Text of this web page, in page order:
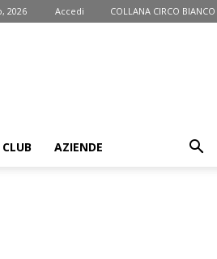
2026 Accedi COLLANA CIRCO BIANCO
AZIENDE